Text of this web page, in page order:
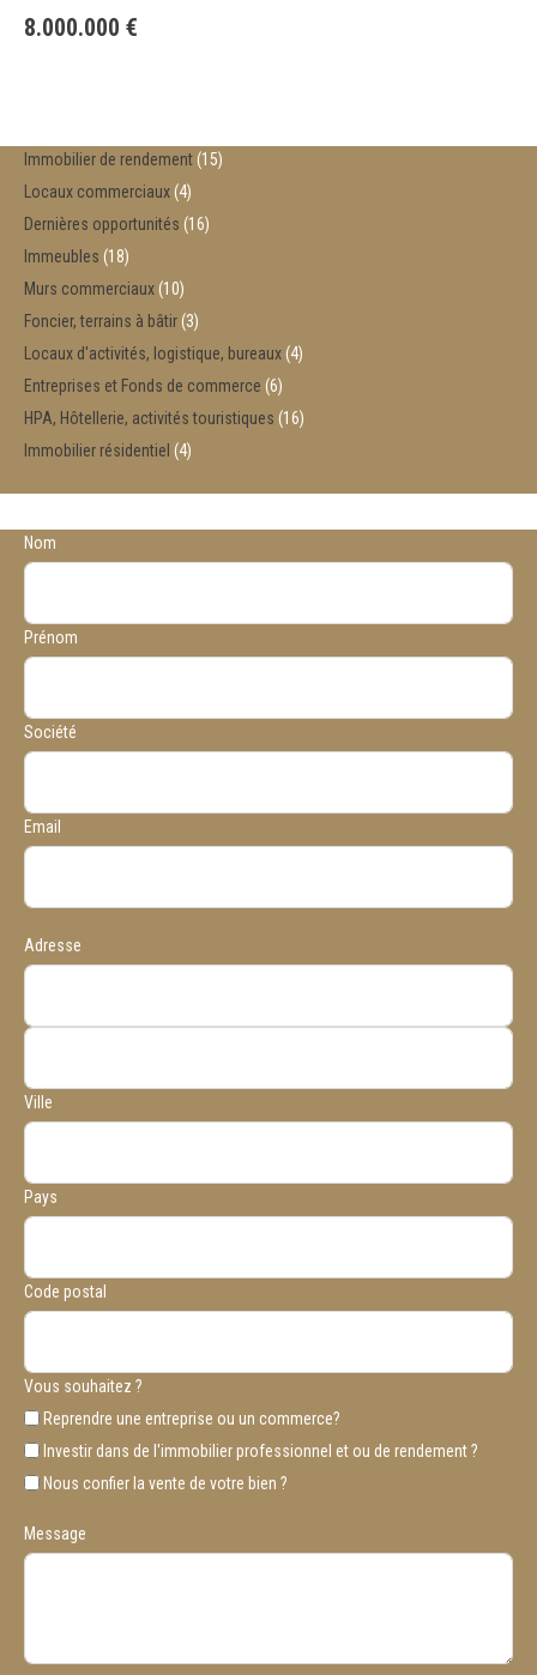
8.000.000 €
Immobilier de rendement 15
Locaux commerciaux 4
Dernières opportunités 16
Immeubles 18
Murs commerciaux 10
Foncier, terrains à bâtir 3
Locaux d'activités, logistique, bureaux 4
Entreprises et Fonds de commerce 6
HPA, Hôtellerie, activités touristiques 16
Immobilier résidentiel
4
Nom
Prénom
Société
Email
Adresse
Ville
Pays
Code postal
Vous souhaitez ?
Reprendre une entreprise ou un commerce?
Investir dans de l'immobilier professionnel et ou de rendement ?
Nous confier la vente de votre bien ?
Message